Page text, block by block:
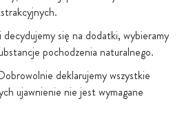
się na dodatki, wybieramy
pochodzenia naturalnego.
deklarujemy wszystkie
ujawnienie nie jest wymagane